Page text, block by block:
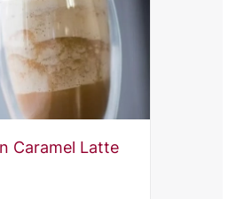
Caramel Latte